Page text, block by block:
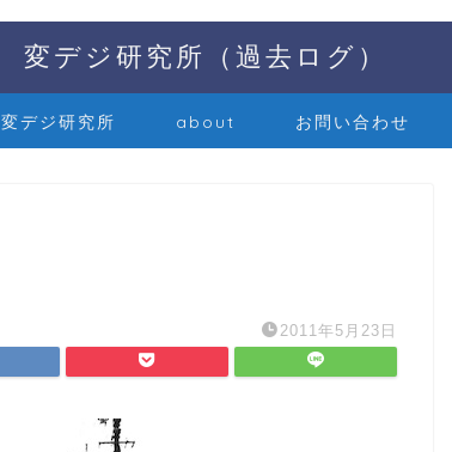
変デジ研究所（過去ログ）
変デジ研究所 about お問い合わせ
2011年5月23日